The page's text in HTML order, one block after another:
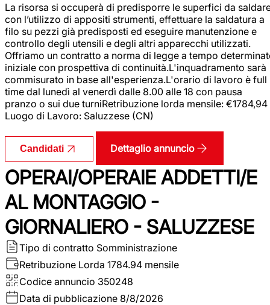
La risorsa si occuperà di predisporre le superfici da
con l’utilizzo di appositi strumenti, effettuare la saldatura a
filo su pezzi già predisposti ed eseguire manutenzione e
controllo degli utensili e degli altri apparecchi utilizzati.
Offriamo un contratto a norma di legge a tempo
iniziale con prospettiva di continuità.L'inquadramento sarà
commisurato in base all'esperienza.L'orario di lavoro è full
time dal lunedì al venerdì dalle 8.00 alle 18 con pausa
pranzo o sui due turniRetribuzione lorda mensile: €1784,94
Luogo di Lavoro: Saluzzese (CN)
Candidati Dettaglio annuncio
OPERAI/OPERAIE ADDETTI/E
AL MONTAGGIO -
GIORNALIERO - SALUZZESE
Tipo di contratto Somministrazione
Retribuzione Lorda 1784.94 mensile
Codice annuncio 350248
Data di pubblicazione 8/8/2026